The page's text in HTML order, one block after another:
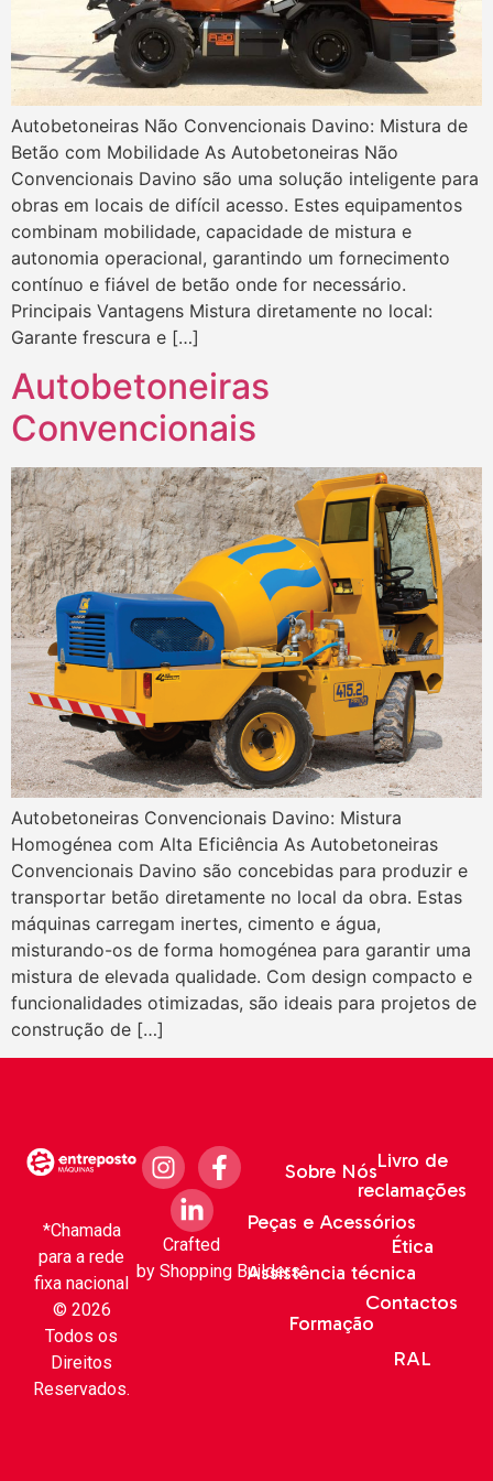
Autobetoneiras Não Convencionais Davino: Mistura de
Betão com Mobilidade As Autobetoneiras Não
Convencionais Davino são uma solução inteligente para
obras em locais de difícil acesso. Estes equipamentos
combinam mobilidade, capacidade de mistura e
autonomia operacional, garantindo um fornecimento
contínuo e fiável de betão onde for necessário.
Principais Vantagens Mistura diretamente no local:
Garante frescura e […]
Autobetoneiras
Convencionais
Autobetoneiras Convencionais Davino: Mistura
Homogénea com Alta Eficiência As Autobetoneiras
Convencionais Davino são concebidas para produzir e
transportar betão diretamente no local da obra. Estas
máquinas carregam inertes, cimento e água,
misturando-os de forma homogénea para garantir uma
mistura de elevada qualidade. Com design compacto e
funcionalidades otimizadas, são ideais para projetos de
construção de […]
*Chamada
para a rede
fixa nacional
© 2026
Todos os
Direitos
Reservados.
Sobre Nós
Peças e Acessórios
Assistência técnica
Formação
Livro de
reclamações
Ética
Contactos
RAL
Crafted
by Shopping Builders